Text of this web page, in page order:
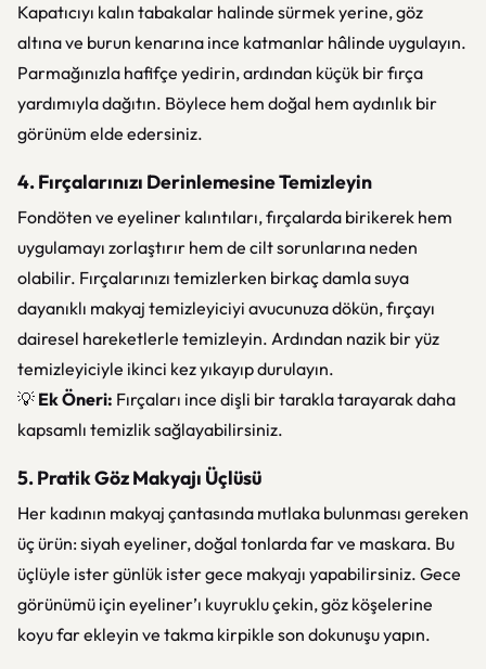
Kapatıcıyı kalın tabakalar halinde sürmek yerine, göz
altına ve burun kenarına ince katmanlar hâlinde uygulayın.
Parmağınızla hafifçe yedirin, ardından küçük bir fırça
yardımıyla dağıtın. Böylece hem doğal hem aydınlık bir
görünüm elde edersiniz.
4. Fırçalarınızı Derinlemesine Temizleyin
Fondöten ve eyeliner kalıntıları, fırçalarda birikerek hem
uygulamayı zorlaştırır hem de cilt sorunlarına neden
olabilir. Fırçalarınızı temizlerken birkaç damla suya
dayanıklı makyaj temizleyiciyi avucunuza dökün, fırçayı
dairesel hareketlerle temizleyin. Ardından nazik bir yüz
temizleyiciyle ikinci kez yıkayıp durulayın.
💡 Ek Öneri: Fırçaları ince dişli bir tarakla tarayarak daha
kapsamlı temizlik sağlayabilirsiniz.
5. Pratik Göz Makyajı Üçlüsü
Her kadının makyaj çantasında mutlaka bulunması gereken
üç ürün: siyah eyeliner, doğal tonlarda far ve maskara. Bu
üçlüyle ister günlük ister gece makyajı yapabilirsiniz. Gece
görünümü için eyeliner’ı kuyruklu çekin, göz köşelerine
koyu far ekleyin ve takma kirpikle son dokunuşu yapın.